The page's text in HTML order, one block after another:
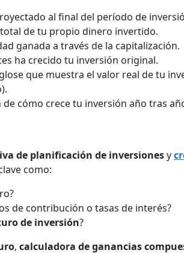
al final del período de
de tu propio dinero invertido.
ganada a través de la capitalización.
ha crecido tu inversión original.
que muestra el valor real de tu
de cómo crece tu inversión año tras
de planificación de inversionesy
como:
de contribución o tasas de interés?
de inversión?
, calculadora de ganancias